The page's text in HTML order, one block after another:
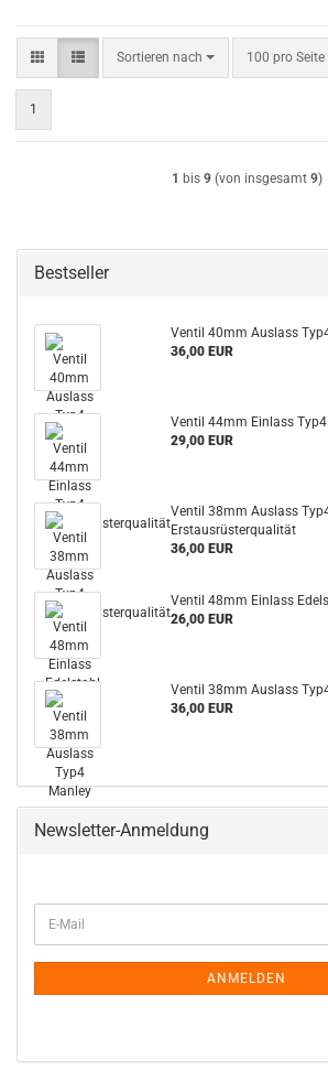
Sortieren nach
Sortieren nach 100 pro Seite
pro Seite
1
1 bis 9(von insgesamt 9)
Bestseller
Ventil 40mm Auslass
36,00 EUR
Ventil 44mm Einlass
29,00 EUR
Ventil 38mm Auslass
Erstausrüsterqualität
36,00 EUR
Ventil 48mm Einlass
26,00 EUR
Ventil 38mm Auslass
36,00 EUR
Newsletter-Anmeldung
ZUR
NEWSLETTER-
ANMELDUNG
E-
ANMELDEN